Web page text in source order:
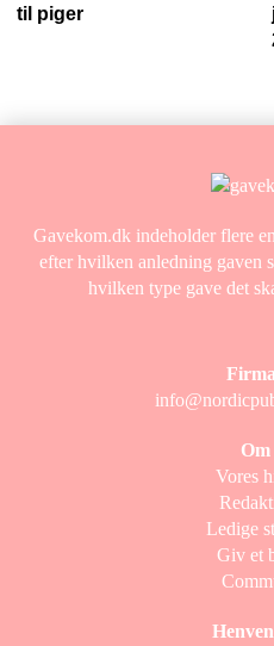
til piger
Gavekom.dk indeholder flere
efter hvilken anledning gaven
hvilken type gave det
Om
Vores
Ledige
Giv et